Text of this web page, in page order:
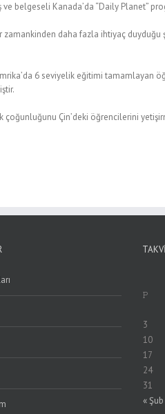
belgeseli Kanada’da “Daily Planet”
daha fazla ihtiyaç
6 seviyelik eğitimi tamamlayan
çoğunluğunu Çin’deki öğrencilerini
P
« Şub
3
10
17
24
31